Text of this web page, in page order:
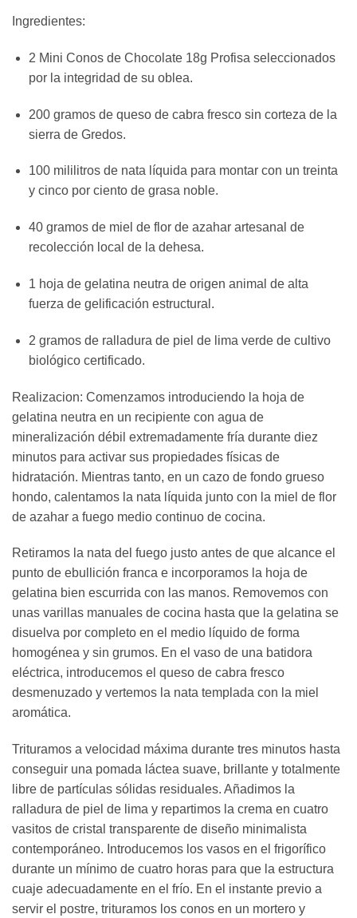
Ingredientes:
2 Mini Conos de Chocolate 18g Profisa seleccionados
por la integridad de su oblea.
200 gramos de queso de cabra fresco sin corteza de la
sierra de Gredos.
100 mililitros de nata líquida para montar con un treinta
y cinco por ciento de grasa noble.
40 gramos de miel de flor de azahar artesanal de
recolección local de la dehesa.
1 hoja de gelatina neutra de origen animal de alta
fuerza de gelificación estructural.
2 gramos de ralladura de piel de lima verde de cultivo
biológico certificado.
Realizacion: Comenzamos introduciendo la hoja de
gelatina neutra en un recipiente con agua de
mineralización débil extremadamente fría durante diez
minutos para activar sus propiedades físicas de
hidratación. Mientras tanto, en un cazo de fondo grueso
hondo, calentamos la nata líquida junto con la miel de flor
de azahar a fuego medio continuo de cocina.
Retiramos la nata del fuego justo antes de que alcance el
punto de ebullición franca e incorporamos la hoja de
gelatina bien escurrida con las manos. Removemos con
unas varillas manuales de cocina hasta que la gelatina se
disuelva por completo en el medio líquido de forma
homogénea y sin grumos. En el vaso de una batidora
eléctrica, introducemos el queso de cabra fresco
desmenuzado y vertemos la nata templada con la miel
aromática.
Trituramos a velocidad máxima durante tres minutos hasta
conseguir una pomada láctea suave, brillante y totalmente
libre de partículas sólidas residuales. Añadimos la
ralladura de piel de lima y repartimos la crema en cuatro
vasitos de cristal transparente de diseño minimalista
contemporáneo. Introducemos los vasos en el frigorífico
durante un mínimo de cuatro horas para que la estructura
cuaje adecuadamente en el frío. En el instante previo a
servir el postre, trituramos los conos en un mortero y